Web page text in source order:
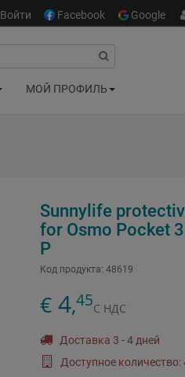
Войти Facebook Google
МОЙ ПРОФИЛЬ
Sunnylife
for Osmo Pocket
P
Код продукта: 48619
€ 4,45С НДС
Доставка 3 - 4 дней
Доступное количество: